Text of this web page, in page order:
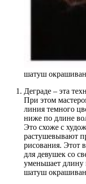
шатуш
Деграде – эта
При этом
линия темного
ниже по длине
Это схоже с
растушевывают
рисования. Этот
для девушек со
уменьшает длину
шатуш